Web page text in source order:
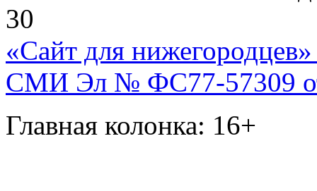
30
«Сайт для нижегородцев»
СМИ Эл № ФС77-57309
Главная колонка: 16+